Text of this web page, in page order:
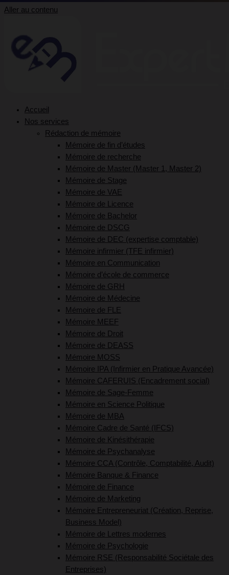
Aller au contenu
Accueil
Nos services
Rédaction de mémoire
Mémoire de fin d’études
Mémoire de recherche
Mémoire de Master (Master 1, Master 2)
Mémoire de Stage
Mémoire de VAE
Mémoire de Licence
Mémoire de Bachelor
Mémoire de DSCG
Mémoire de DEC (expertise comptable)
Mémoire infirmier (TFE infirmier)
Mémoire en Communication
Mémoire d’école de commerce
Mémoire de GRH
Mémoire de Médecine
Mémoire de FLE
Mémoire MEEF
Mémoire de Droit
Mémoire de DEASS
Mémoire MOSS
Mémoire IPA (Infirmier en Pratique Avancée)
Mémoire CAFERUIS (Encadrement social)
Mémoire de Sage-Femme
Mémoire en Science Politique
Mémoire de MBA
Mémoire Cadre de Santé (IFCS)
Mémoire de Kinésithérapie
Mémoire de Psychanalyse
Mémoire CCA (Contrôle, Comptabilité, Audit)
Mémoire Banque & Finance
Mémoire de Finance
Mémoire de Marketing
Mémoire Entrepreneuriat (Création, Reprise,
Business Model)
Mémoire de Lettres modernes
Mémoire de Psychologie
Mémoire RSE (Responsabilité Sociétale des
Entreprises)